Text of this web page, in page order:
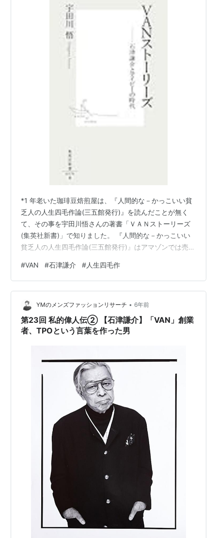
*1 年老いた珈琲豆焙煎屋は、『人間的な－かっこいい貧
乏人の人生四毛作論(三五館発行)』を読んだことが無く
て、その事を宇田川悟さんの著書「ＶＡＮストーリーズ
(集英社新書)」で知りました。 『人間的な－かっこいい
貧乏人の人生四毛作論(三五館発行)』はアマゾンでは売ら
トーリーズ(集英社新書)」は、中古本がアマゾンで売られ
ているようです。 VANストーリーズ ―石津謙介とアイビ
ーの時代 (集英社新書) 作者:宇田川 悟 発売日:
2006/12/14 メディア: 新書 １９６０代、１９７０年代
と、一世を風靡したアイビーファッションの雄『ヴァン
ジャケッ…
#VAN #石津謙介 #人生四毛作
YMのメンズファッションリサーチ • 6年前
第23回 私的偉人伝② 【石津謙介】「VAN」創業
者、TPOという言葉を作った男